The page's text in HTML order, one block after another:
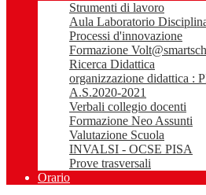
Strumenti di lavoro
Aula Laboratorio
Processi d'innovazione
Formazione
Ricerca Didattica
organizzazione didattica :
A.S.2020-2021
Verbali collegio docenti
Formazione Neo Assunti
Valutazione Scuola
INVALSI - OCSE PISA
Prove trasversali
Orario